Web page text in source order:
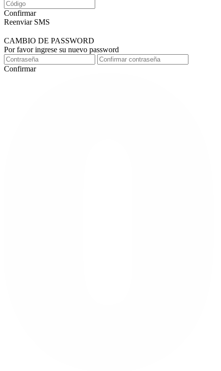
Confirmar
Reenviar SMS
CAMBIO DE PASSWORD
Por favor ingrese su nuevo password
Confirmar